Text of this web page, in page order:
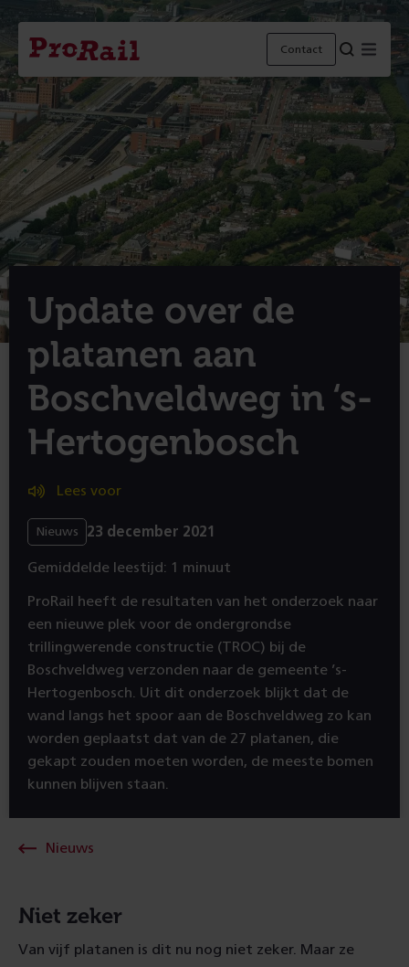
Navigatie
Homepage
ProRail
Contact
Update over de
platanen aan
Boschveldweg in ‘s-
Hertogenbosch
Lees voor
Nieuws 23 december 2021
Gemiddelde leestijd: 1 minuut
ProRail heeft de resultaten van het onderzoek naar
een nieuwe plek voor de ondergrondse
trillingwerende constructie (TROC) bij de
Boschveldweg verzonden naar de gemeente ’s-
Hertogenbosch. Uit dit onderzoek blijkt dat de
wand langs het spoor aan de Boschveldweg zo kan
worden geplaatst dat van de 27 platanen, die
gekapt zouden moeten worden, de meeste bomen
kunnen blijven staan.
Nieuws
Niet zeker
Van vijf platanen is dit nu nog niet zeker. Maar ze